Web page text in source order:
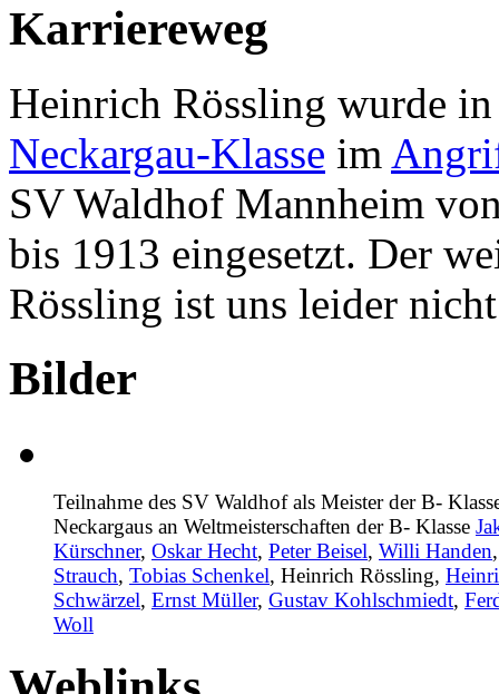
Karriereweg
Heinrich Rössling wurde
Neckargau-Klasse im
SV Waldhof Mannheim
bis 1913 eingesetzt. Der
Rössling ist uns leider
Bilder
Teilnahme des SV Waldhof als Meister der B-
Neckargaus an Weltmeisterschaften der B- Klasse
Kürschner, Oskar Hecht, Peter Beisel, Willi Handen
Strauch, Tobias Schenkel, Heinrich Rössling,
Schwärzel, Ernst Müller, Gustav Kohlschmiedt,
Woll